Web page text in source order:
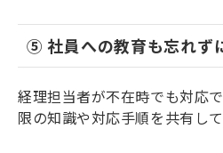
⑤ 社員への教育も忘れず
経理担当者が不在時でも対応
限の知識や対応手順を共有し